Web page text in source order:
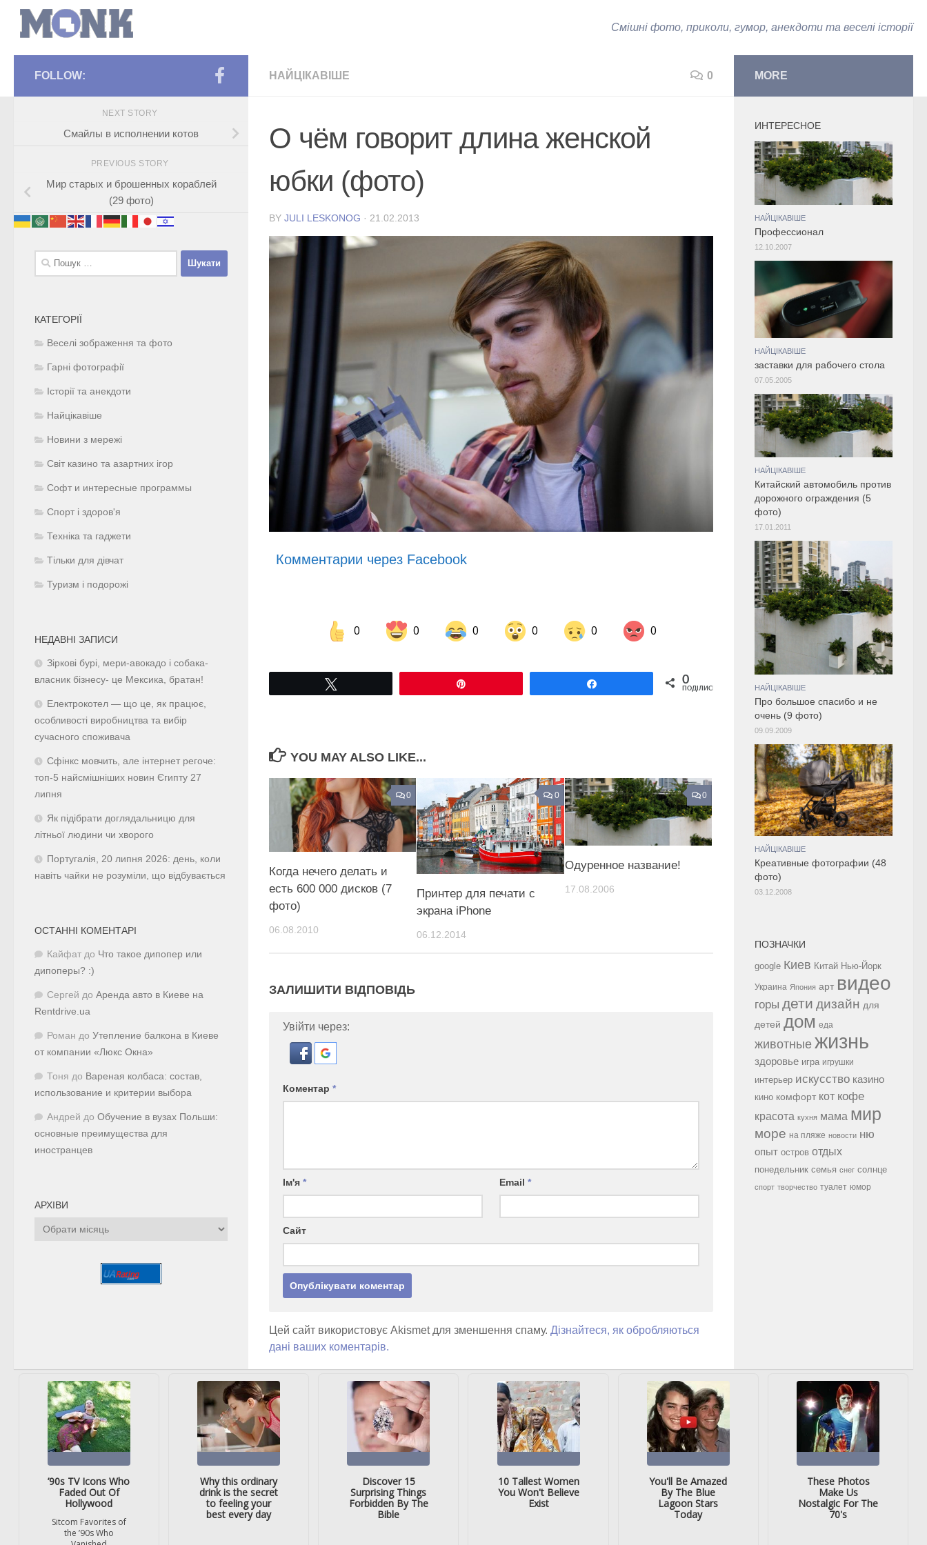
Смішні фото, приколи, гумор, анекдоти та веселі історії
НАЙЦІКАВІШЕ 0
О чём говорит длина женской
юбки (фото)
BY JULI LESKONOG · 21.02.2013
Комментарии через Facebook
0 0 0 0 0 0
Share on Facebook Share on LinkedIn Share on Twitter 0
ПОДІЛИСЬ
YOU MAY ALSO LIKE...
0
Когда нечего делать и
есть 600 000 дисков (7
фото)
06.08.2010
0
Принтер для печати с
экрана iPhone
06.12.2014
0
Одуренное название!
17.08.2006
ЗАЛИШИТИ ВІДПОВІДЬ
Увійти через:
Коментар *
Ім'я * Email*
Сайт
Цей сайт використовує Akismet для зменшення спаму. Дізнайтеся, як обробляються
дані ваших коментарів.
FOLLOW:
NEXT STORY
Смайлы в исполнении котов
PREVIOUS STORY
Мир старых и брошенных кораблей
(29 фото)
Пошук:
КАТЕГОРІЇ
Веселі зображення та фото
Гарні фотографії
Історії та анекдоти
Найцікавіше
Новини з мережі
Світ казино та азартних ігор
Софт и интересные программы
Спорт і здоров'я
Техніка та гаджети
Тільки для дівчат
Туризм і подорожі
НЕДАВНІ ЗАПИСИ
Зіркові бурі, мери-авокадо і собака-
власник бізнесу- це Мексика, братан!
Електрокотел — що це, як працює,
особливості виробництва та вибір
сучасного споживача
Сфінкс мовчить, але інтернет регоче:
топ-5 найсмішніших новин Єгипту 27
липня
Як підібрати доглядальницю для
літньої людини чи хворого
Португалія, 20 липня 2026: день, коли
навіть чайки не розуміли, що відбувається
ОСТАННІ КОМЕНТАРІ
Кайфат до Что такое дипопер или
дипоперы? :)
Сергей до Аренда авто в Киеве на
Rentdrive.ua
Роман до Утепление балкона в Киеве
от компании «Люкс Окна»
Тоня до Вареная колбаса: состав,
использование и критерии выбора
Андрей до Обучение в вузах Польши:
основные преимущества для
иностранцев
АРХІВИ
Архіви
MORE
ИНТЕРЕСНОЕ
НАЙЦІКАВІШЕ
Профессионал
12.10.2007
НАЙЦІКАВІШЕ
заставки для рабочего стола
07.05.2005
НАЙЦІКАВІШЕ
Китайский автомобиль против
дорожного ограждения (5
фото)
17.01.2011
НАЙЦІКАВІШЕ
Про большое спасибо и не
очень (9 фото)
09.09.2009
НАЙЦІКАВІШЕ
Креативные фотографии (48
фото)
03.12.2008
ПОЗНАЧКИ
google Киев Китай Нью-Йорк
Украина Япония арт видео
горы дети дизайн для
детей дом еда
животные жизнь
здоровье игра игрушки
интерьер искусство казино
кино комфорт кот кофе
красота кухня мама мир
море на пляже новости ню
опыт остров отдых
понедельник семья снег солнце
спорт творчество туалет юмор